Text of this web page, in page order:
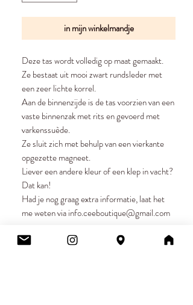
in mijn winkelmandje
Deze tas wordt volledig op maat gemaakt.
Ze bestaat uit mooi zwart rundsleder met
een zeer lichte korrel.
Aan de binnenzijde is de tas voorzien van een
vaste binnenzak met rits en gevoerd met
varkenssuède.
Ze sluit zich met behulp van een vierkante
opgezette magneet.
Liever een andere kleur of een klep in vacht?
Dat kan!
Had je nog graag extra informatie, laat het
me weten via info.ceeboutique@gmail.com